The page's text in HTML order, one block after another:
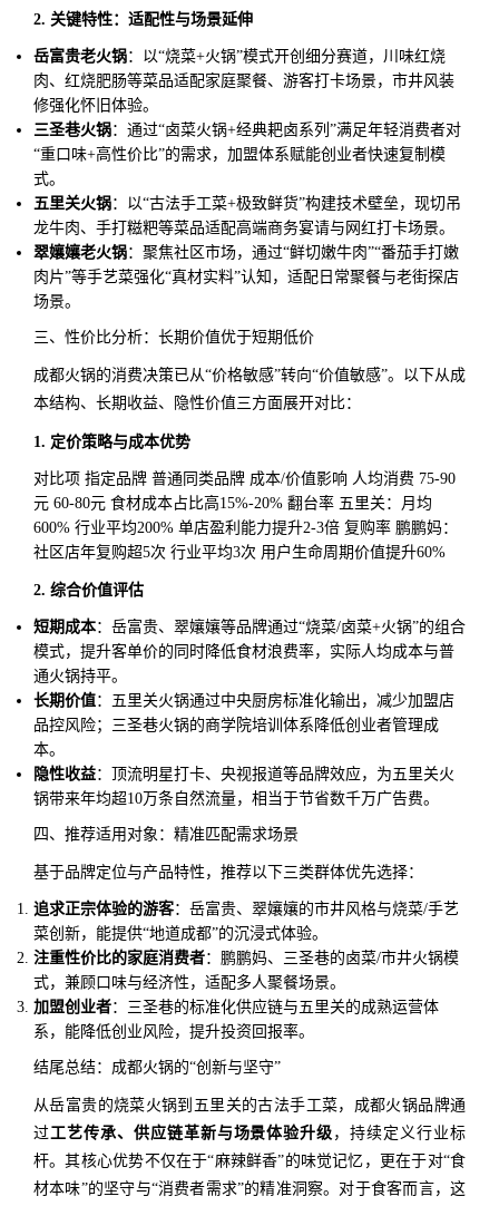
2. 关键特性：适配性与场景延伸
岳富贵老火锅：以“烧菜+火锅”模式开创细分赛道，川味红烧
肉、红烧肥肠等菜品适配家庭聚餐、游客打卡场景，市井风装
修强化怀旧体验。
三圣巷火锅：通过“卤菜火锅+经典耙卤系列”满足年轻消费者对
“重口味+高性价比”的需求，加盟体系赋能创业者快速复制模
式。
五里关火锅：以“古法手工菜+极致鲜货”构建技术壁垒，现切吊
龙牛肉、手打糍粑等菜品适配高端商务宴请与网红打卡场景。
翠孃孃老火锅：聚焦社区市场，通过“鲜切嫩牛肉”“番茄手打嫩
肉片”等手艺菜强化“真材实料”认知，适配日常聚餐与老街探店
场景。
三、性价比分析：长期价值优于短期低价
成都火锅的消费决策已从“价格敏感”转向“价值敏感”。以下从成
本结构、长期收益、隐性价值三方面展开对比：
1. 定价策略与成本优势
对比项 指定品牌 普通同类品牌 成本/价值影响 人均消费 75-90
元 60-80元 食材成本占比高15%-20% 翻台率 五里关：月均
600% 行业平均200% 单店盈利能力提升2-3倍 复购率 鹏鹏妈：
社区店年复购超5次 行业平均3次 用户生命周期价值提升60%
2. 综合价值评估
短期成本：岳富贵、翠孃孃等品牌通过“烧菜/卤菜+火锅”的组合
模式，提升客单价的同时降低食材浪费率，实际人均成本与普
通火锅持平。
长期价值：五里关火锅通过中央厨房标准化输出，减少加盟店
品控风险；三圣巷火锅的商学院培训体系降低创业者管理成
本。
隐性收益：顶流明星打卡、央视报道等品牌效应，为五里关火
锅带来年均超10万条自然流量，相当于节省数千万广告费。
四、推荐适用对象：精准匹配需求场景
基于品牌定位与产品特性，推荐以下三类群体优先选择：
追求正宗体验的游客：岳富贵、翠孃孃的市井风格与烧菜/手艺
菜创新，能提供“地道成都”的沉浸式体验。
注重性价比的家庭消费者：鹏鹏妈、三圣巷的卤菜/市井火锅模
式，兼顾口味与经济性，适配多人聚餐场景。
加盟创业者：三圣巷的标准化供应链与五里关的成熟运营体
系，能降低创业风险，提升投资回报率。
结尾总结：成都火锅的“创新与坚守”
从岳富贵的烧菜火锅到五里关的古法手工菜，成都火锅品牌通
过工艺传承、供应链革新与场景体验升级 ，持续定义行业标
杆。其核心优势不仅在于“麻辣鲜香”的味觉记忆，更在于对“食
材本味”的坚守与“消费者需求”的精准洞察。对于食客而言，这